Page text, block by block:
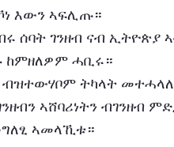
እውን ኣፍሊጡ።
ከምዘለዎም ሓቢሩ።
ኣሸባሪነትን ብገንዘብ
ኣመላኺቱ።